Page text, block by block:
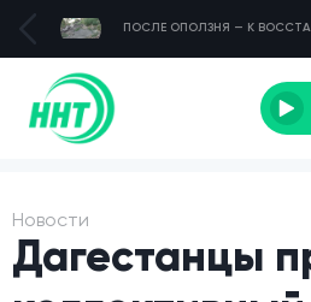
ПОСЛЕ ОПОЛЗНЯ — К
Новости
Дагестанцы